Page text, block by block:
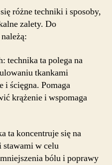
różne techniki i sposoby,
zalety. Do
technika ta polega na
tkankami
ścięgna. Pomaga
krążenie i wspomaga
ta koncentruje się na
w celu
bólu i poprawy